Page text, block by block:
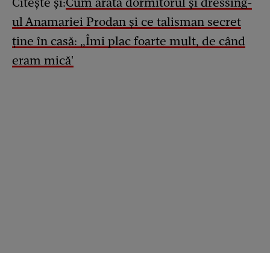
ul Anamariei Prodan și ce talisman secret
ține în casă: „Îmi plac foarte mult, de când
eram mică'